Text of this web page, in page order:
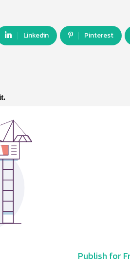
Linkedin Pinterest
Publish for